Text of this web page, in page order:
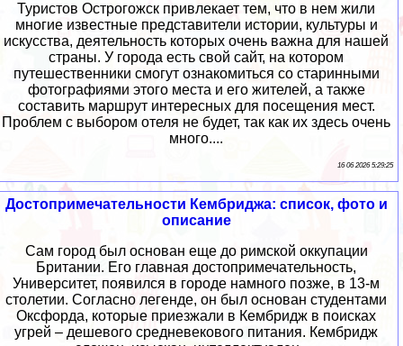
Туристов Острогожск привлекает тем, что в нем жили
многие известные представители истории, культуры и
искусства, деятельность которых очень важна для нашей
страны. У города есть свой сайт, на котором
путешественники смогут ознакомиться со старинными
фотографиями этого места и его жителей, а также
составить маршрут интересных для посещения мест.
Проблем с выбором отеля не будет, так как их здесь очень
много....
16 06 2026 5:29:25
Достопримечательности Кембриджа: список, фото и
описание
Сам город был основан еще до римской оккупации
Британии. Его главная достопримечательность,
Университет, появился в городе намного позже, в 13-м
столетии. Согласно легенде, он был основан студентами
Оксфорда, которые приезжали в Кембридж в поисках
угрей – дешевого средневекового питания. Кембридж